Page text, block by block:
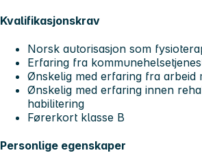
Kvalifikasjonskrav
Norsk autorisasjon som
Erfaring fra
Ønskelig med erfaring fra arbeid
Ønskelig med erfaring innen
habilitering
Førerkort klasse B
Personlige egenskaper